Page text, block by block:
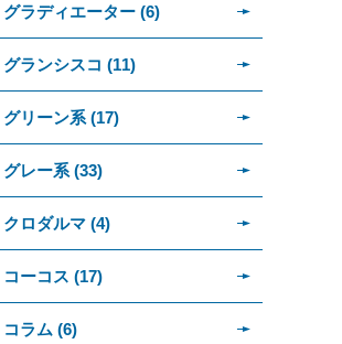
グラディエーター (6)
グランシスコ (11)
グリーン系 (17)
グレー系 (33)
クロダルマ (4)
コーコス (17)
コラム (6)